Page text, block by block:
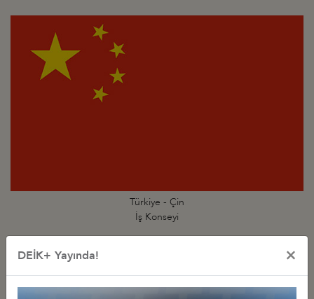
Türkiye - Çin
İş Konseyi
DEİK+ Yayında! ×